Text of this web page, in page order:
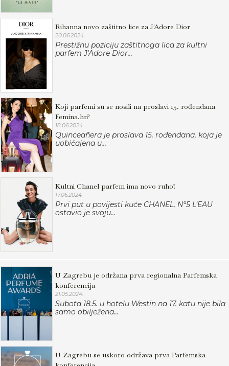
Rihanna novo zaštitno lice za J'Adore Dior
20.06.2024.
Prestižnu poziciju zaštitnoga lica za kultni
parfem J'Adore Dior...
Koji parfemi su se nosili na proslavi 15. rođendana
Femina.hr?
18.06.2024.
Quinceañera je proslava 15. rođendana, koja je
uobičajena u...
Kultni Chanel parfem ima novo ruho!
17.06.2024.
Prvi put u povijesti kuće CHANEL, N°5 L’EAU
ostavio je svoju...
U Zagrebu je održana prva regionalna Parfemska
konferencija
21.05.2024.
Subota 18.5. u hotelu Westin na 17. katu nije bila
samo obilježena...
U Zagrebu se uskoro održava prva Parfemska